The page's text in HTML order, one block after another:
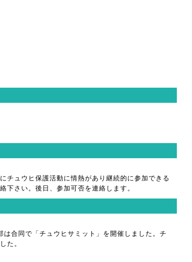
チュウヒ保護活動に情熱があり継続的に参加できる
下さい。後日、参加可否を連絡します。
合同で「チュウヒサミット」を開催しました。チ
た。